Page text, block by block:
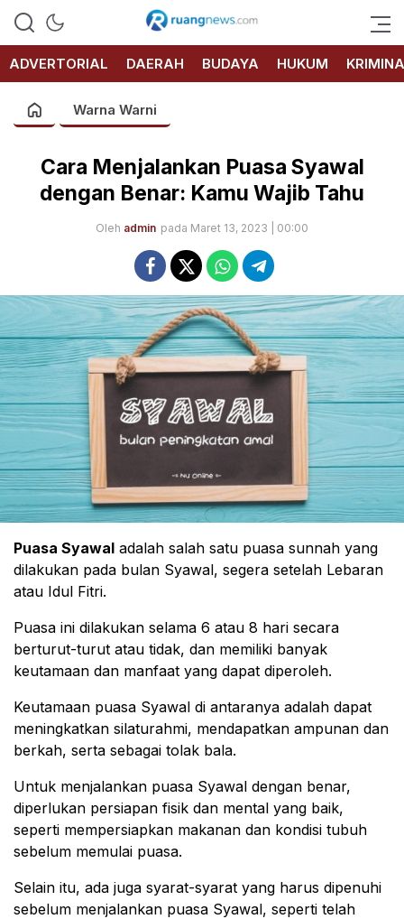
RUANG
NEWS
ADVERTORIAL
DAERAH BUDAYA HUKUM
Warna Warni
Cara Menjalankan Puasa Syawal
dengan Benar: Kamu Wajib Tahu
Oleh admin pada Maret 13, 2023 | 00:00
Puasa Syawal adalah salah satu puasa sunnah yang
dilakukan pada bulan Syawal, segera setelah Lebaran
atau Idul Fitri.
Puasa ini dilakukan selama 6 atau 8 hari secara
berturut-turut atau tidak, dan memiliki banyak
keutamaan dan manfaat yang dapat diperoleh.
Keutamaan puasa Syawal di antaranya adalah dapat
meningkatkan silaturahmi, mendapatkan ampunan dan
berkah, serta sebagai tolak bala.
Untuk menjalankan puasa Syawal dengan benar,
diperlukan persiapan fisik dan mental yang baik,
seperti mempersiapkan makanan dan kondisi tubuh
sebelum memulai puasa.
Selain itu, ada juga syarat-syarat yang harus dipenuhi
sebelum menjalankan puasa Syawal, seperti telah